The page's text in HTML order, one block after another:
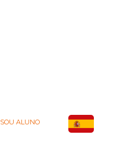
SOU ALUNO